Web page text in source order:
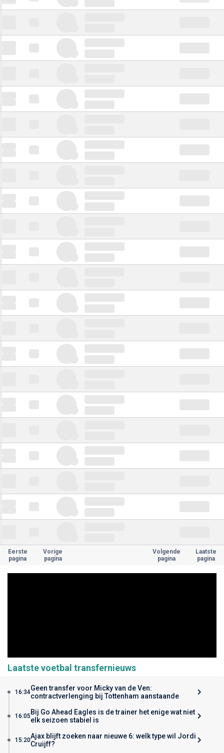
Eerste
pagina
Vorige
pagina
Volgende
pagina
Laatste
pagina
Laatste voetbal transfernieuws
16:34Geen transfer voor Micky van de Ven:
contractverlenging bij Tottenham aanstaande
16:05 Bij Go Ahead Eagles is de trainer het enige wat niet
elk seizoen stabiel is
15:20Ajax blijft zoeken naar nieuwe 6: welk type wil Jordi
Cruijff?